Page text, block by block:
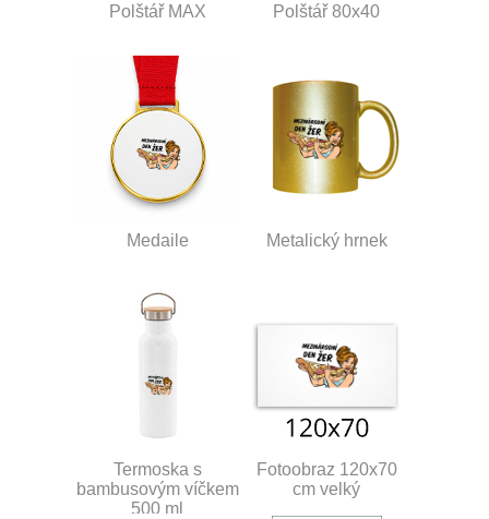
Polštář MAX Polštář 80x40
Medaile Metalický hrnek
Termoska s
bambusovým víčkem
500 ml
Fotoobraz 120x70
cm velký